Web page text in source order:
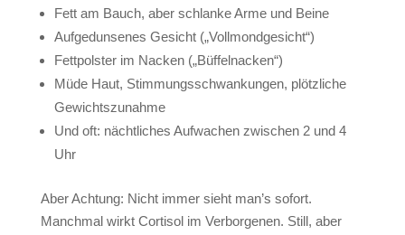
Fett am Bauch, aber schlanke Arme und Beine
Aufgedunsenes Gesicht („Vollmondgesicht“)
Fettpolster im Nacken („Büffelnacken“)
Müde Haut, Stimmungsschwankungen, plötzliche
Gewichtszunahme
Und oft: nächtliches Aufwachen zwischen 2 und 4
Uhr
Aber Achtung: Nicht immer sieht man’s sofort.
Manchmal wirkt Cortisol im Verborgenen. Still, aber